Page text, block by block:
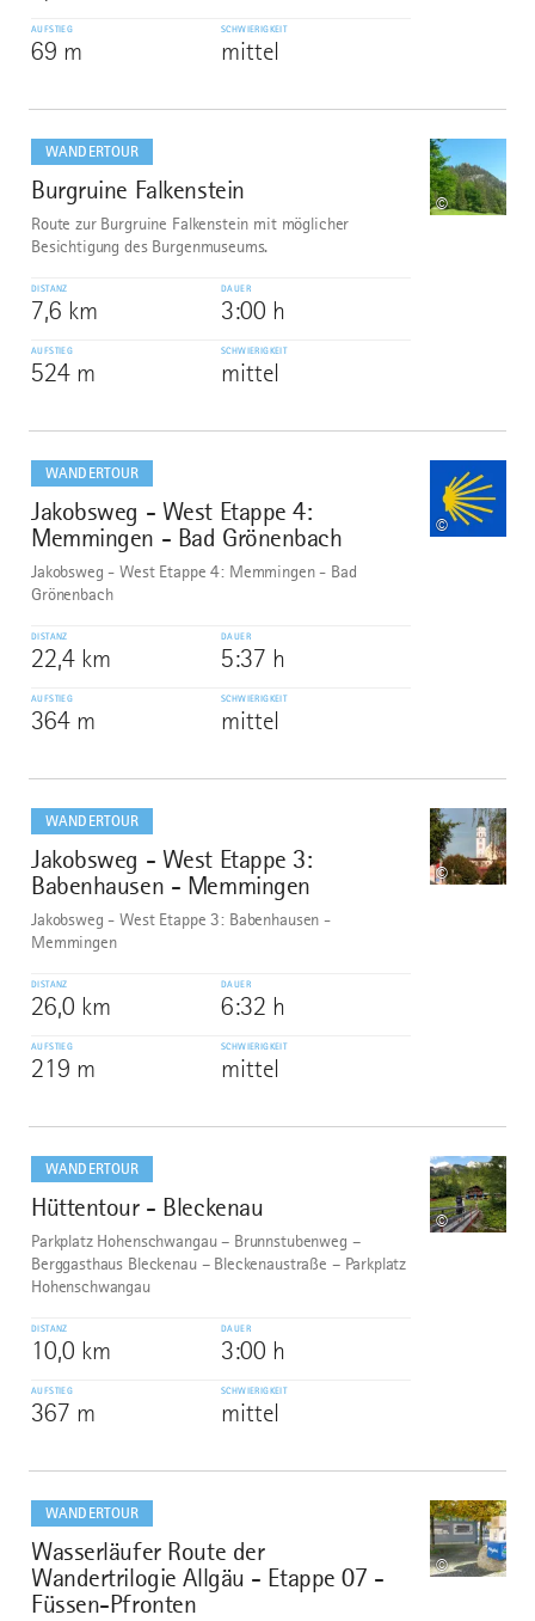
AUFSTIEG
69 m
SCHWIERIGKEIT
mittel
WANDERTOUR
6
Burgruine Falkenstein
©
Route zur Burgruine Falkenstein mit möglicher
Besichtigung des Burgenmuseums.
DISTANZ
7,6 km
DAUER
3:00 h
AUFSTIEG
524 m
SCHWIERIGKEIT
mittel
dazu
WANDERTOUR
7
Jakobsweg - West Etappe 4:
Memmingen - Bad Grönenbach
©
Jakobsweg - West Etappe 4: Memmingen - Bad
Grönenbach
DISTANZ
22,4 km
DAUER
5:37 h
AUFSTIEG
364 m
SCHWIERIGKEIT
mittel
dazu
WANDERTOUR
8
Jakobsweg - West Etappe 3:
Babenhausen - Memmingen
©
Jakobsweg - West Etappe 3: Babenhausen -
Memmingen
DISTANZ
26,0 km
DAUER
6:32 h
AUFSTIEG
219 m
SCHWIERIGKEIT
mittel
dazu
WANDERTOUR
9
Hüttentour - Bleckenau
©
Parkplatz Hohenschwangau – Brunnstubenweg –
Berggasthaus Bleckenau – Bleckenaustraße – Parkplatz
Hohenschwangau
DISTANZ
10,0 km
DAUER
3:00 h
AUFSTIEG
367 m
SCHWIERIGKEIT
mittel
dazu
WANDERTOUR
10
Wasserläufer Route der
Wandertrilogie Allgäu - Etappe 07 -
Füssen-Pfronten
©
dazu